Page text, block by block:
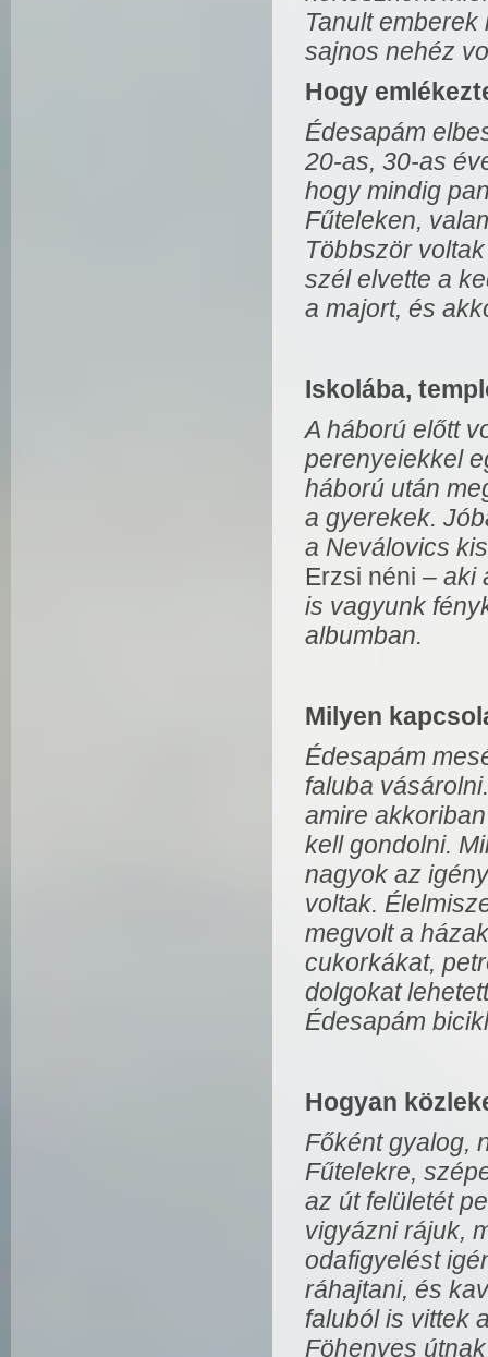
Tanult
sajnos nehéz
Hogy
Édesapám
20-as, 30-as
hogy mindig
Fűteleken,
Többször
szél elvette a
a majort, és
Iskolába,
A háború előtt
perenyeiekkel
háború után
a gyerekek.
a Neválovics
Erzsi néni – aki
is vagyunk
albumban.
Milyen
Édesapám
faluba
amire
kell gondolni.
nagyok az
voltak.
megvolt a
cukorkákat,
dolgokat
Édesapám
Hogyan
Főként gyalog,
Fűtelekre,
az út felületét
vigyázni rájuk,
odafigyelést
ráhajtani, és
faluból is vittek
Föhenyes